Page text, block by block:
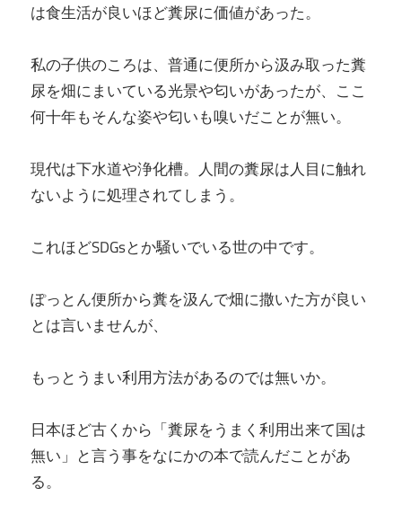
は食生活が良いほど糞尿に価値があった。
私の子供のころは、普通に便所から汲み取った糞
尿を畑にまいている光景や匂いがあったが、ここ
何十年もそんな姿や匂いも嗅いだことが無い。
現代は下水道や浄化槽。人間の糞尿は人目に触れ
ないように処理されてしまう。
これほどSDGsとか騒いでいる世の中です。
ぽっとん便所から糞を汲んで畑に撒いた方が良い
とは言いませんが、
もっとうまい利用方法があるのでは無いか。
日本ほど古くから「糞尿をうまく利用出来て国は
無い」と言う事をなにかの本で読んだことがあ
る。